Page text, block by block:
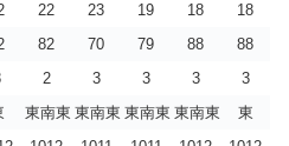
22 23 19 18
18
82 70 79 88
88
2 3 3 3
3
東南東 東南東 東南東 東南東
東